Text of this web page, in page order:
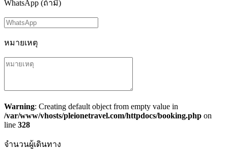
WhatsApp (ถ้ามี)
หมายเหตุ
Warning: Creating default object from empty value in
/var/www/vhosts/pleionetravel.com/httpdocs/booking.php on
line 328
จำนวนผู้เดินทาง